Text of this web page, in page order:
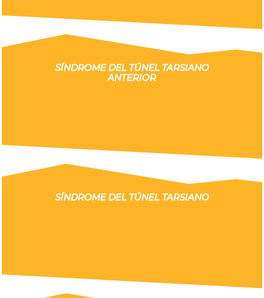
SÍNDROME DEL TÚNEL TARSIANO
ANTERIOR
SÍNDROME DEL TÚNEL TARSIANO